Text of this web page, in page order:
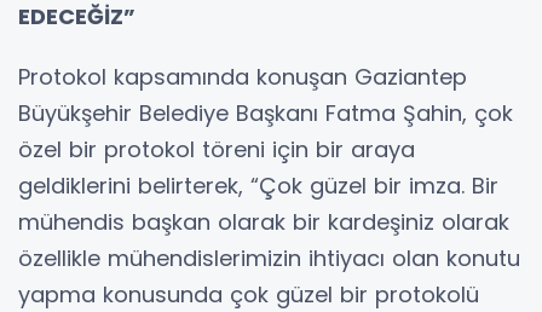
EDECEĞİZ”
Protokol kapsamında konuşan Gaziantep
Büyükşehir Belediye Başkanı Fatma Şahin, çok
özel bir protokol töreni için bir araya
geldiklerini belirterek, “Çok güzel bir imza. Bir
mühendis başkan olarak bir kardeşiniz olarak
özellikle mühendislerimizin ihtiyacı olan konutu
yapma konusunda çok güzel bir protokolü